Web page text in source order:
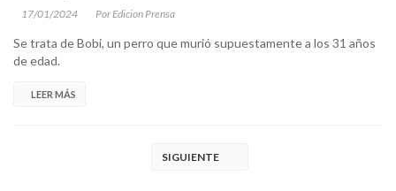
17/01/2024 Por Edicion Prensa
Se trata de Bobi, un perro que murió supuestamente a los 31 años
de edad.
LEER MÁS
SIGUIENTE